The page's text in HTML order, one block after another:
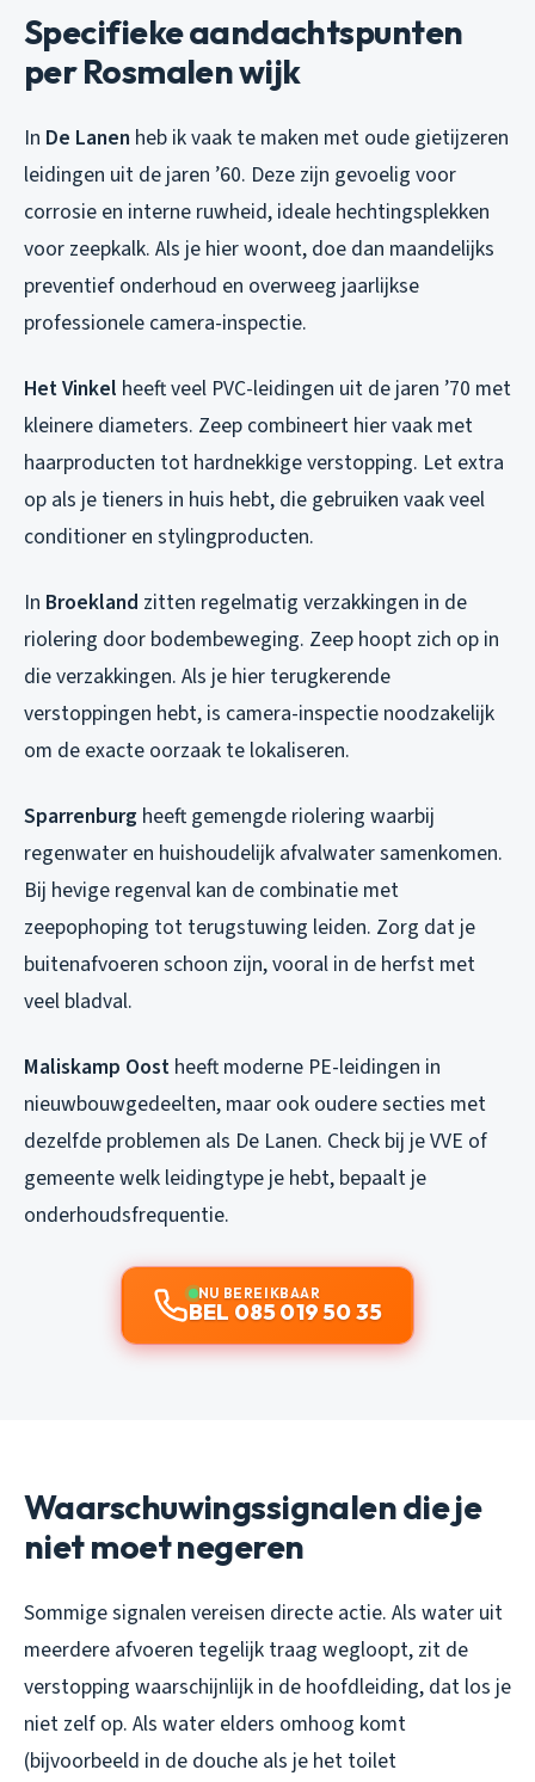
Specifieke aandachtspunten
per Rosmalen wijk
In De Lanen heb ik vaak te maken met oude gietijzeren
leidingen uit de jaren ’60. Deze zijn gevoelig voor
corrosie en interne ruwheid, ideale hechtingsplekken
voor zeepkalk. Als je hier woont, doe dan maandelijks
preventief onderhoud en overweeg jaarlijkse
professionele camera-inspectie.
Het Vinkel heeft veel PVC-leidingen uit de jaren ’70 met
kleinere diameters. Zeep combineert hier vaak met
haarproducten tot hardnekkige verstopping. Let extra
op als je tieners in huis hebt, die gebruiken vaak veel
conditioner en stylingproducten.
In Broekland zitten regelmatig verzakkingen in de
riolering door bodembeweging. Zeep hoopt zich op in
die verzakkingen. Als je hier terugkerende
verstoppingen hebt, is camera-inspectie noodzakelijk
om de exacte oorzaak te lokaliseren.
Sparrenburg heeft gemengde riolering waarbij
regenwater en huishoudelijk afvalwater samenkomen.
Bij hevige regenval kan de combinatie met
zeepophoping tot terugstuwing leiden. Zorg dat je
buitenafvoeren schoon zijn, vooral in de herfst met
veel bladval.
Maliskamp Oost heeft moderne PE-leidingen in
nieuwbouwgedeelten, maar ook oudere secties met
dezelfde problemen als De Lanen. Check bij je VVE of
gemeente welk leidingtype je hebt, bepaalt je
onderhoudsfrequentie.
NU BEREIKBAAR
BEL 085 019 50 35
Waarschuwingssignalen die je
niet moet negeren
Sommige signalen vereisen directe actie. Als water uit
meerdere afvoeren tegelijk traag wegloopt, zit de
verstopping waarschijnlijk in de hoofdleiding, dat los je
niet zelf op. Als water elders omhoog komt
(bijvoorbeeld in de douche als je het toilet